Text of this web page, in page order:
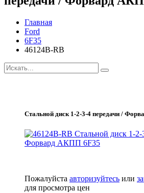
Главная
Ford
6F35
46124B-RB
Стальной диск 1-2-3-4 передачи /
Пожалуйста авторизуйтесь или
для просмотра цен